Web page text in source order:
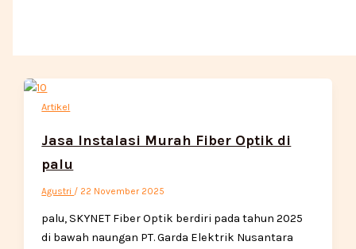
Artikel
Jasa Instalasi Murah Fiber Optik di
palu
Agustri / 22 November 2025
palu, SKYNET Fiber Optik berdiri pada tahun 2025
di bawah naungan PT. Garda Elektrik Nusantara